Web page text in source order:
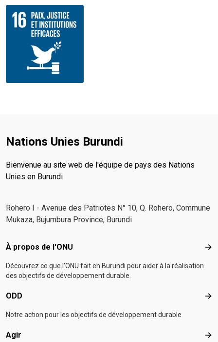
Nations Unies Burundi
Bienvenue au site web de l'équipe de pays des Nations
Unies en Burundi
Rohero I - Avenue des Patriotes N° 10, Q. Rohero, Commune
Mukaza, Bujumbura Province, Burundi
Footer menu
À propos de l'ONU À
Découvrez ce que l'ONU fait en Burundi pour aider à la réalisation
des objectifs de développement durable.
ODD
Notre action pour les objectifs de développement durable
Agir Agir